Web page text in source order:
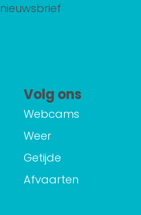
nieuwsbrief
Volg ons
Webcams
Weer
Getijde
Afvaarten